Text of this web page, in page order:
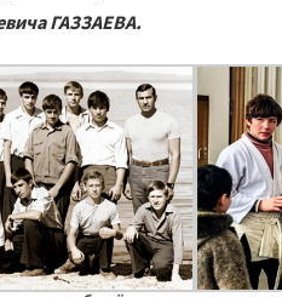
ГАЗЗАЕВА.